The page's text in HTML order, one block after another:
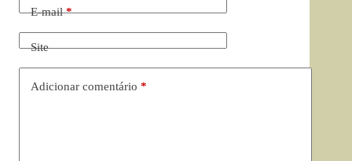
E-mail*
Site
Adicionar comentário *